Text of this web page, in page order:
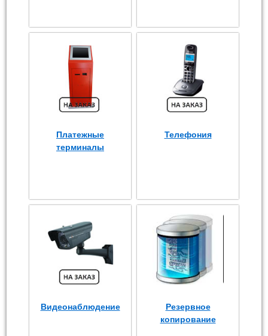
Платежные
терминалы
Телефония
Видеонаблюдение
Резервное
копирование